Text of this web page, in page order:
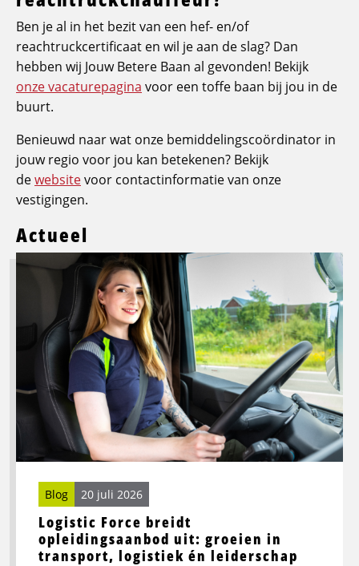
Ben je al in het bezit van een hef- en/of
reachtruckcertificaat en wil je aan de slag? Dan
hebben wij Jouw Betere Baan al gevonden! Bekijk
onze vacaturepagina voor een toffe baan bij jou in de
buurt.
Benieuwd naar wat onze bemiddelingscoördinator in
jouw regio voor jou kan betekenen? Bekijk
dewebsitevoor contactinformatie van onze
vestigingen.
Actueel
Logistic Force breidt
opleidingsaanbod uit: groeien in
transport, logistiek én leiderschap
Blog 20 juli 2026
Lees
Logistic
Force
breidt
opleidingsaanbod
uit:
groeien
in
transport,
leiderschap